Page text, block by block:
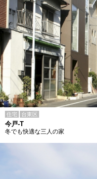
住宅 台東区
今戸-T
冬でも快適な三人の家